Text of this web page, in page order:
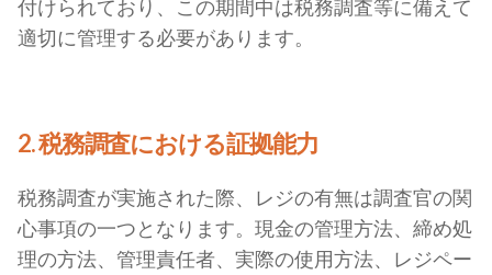
付けられており、この期間中は税務調査等に備えて
適切に管理する必要があります。
2. 税務調査における証拠能力
税務調査が実施された際、レジの有無は調査官の関
心事項の一つとなります。現金の管理方法、締め処
理の方法、管理責任者、実際の使用方法、レジペー